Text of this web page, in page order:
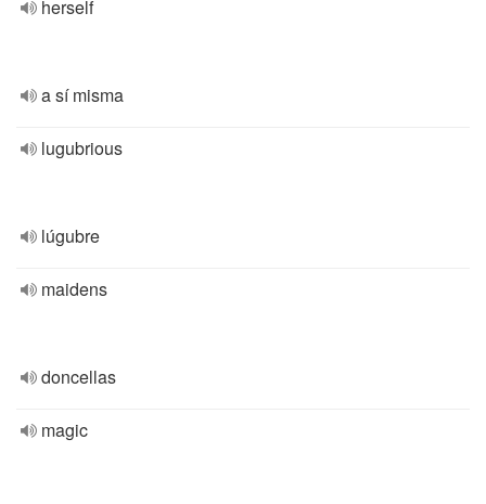
herself
a sí misma
lugubrious
lúgubre
maidens
doncellas
magic